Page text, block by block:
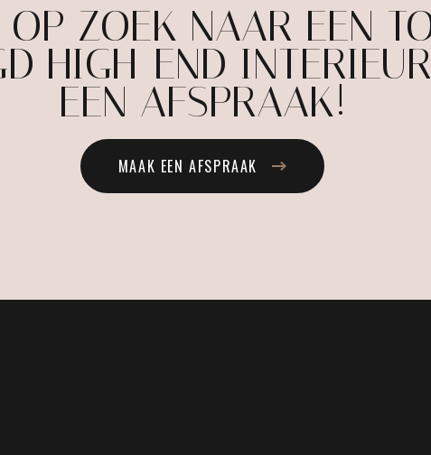
OP ZOEK NAAR EEN
HIGH-END
EEN AFSPRAAK!
MAAK EEN AFSPRAAK